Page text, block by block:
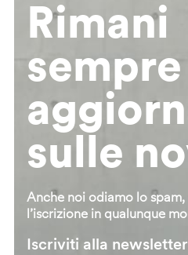
Rimani
sempre
sulle
Anche noi odiamo lo
l’iscrizione in qualunque
Iscriviti alla